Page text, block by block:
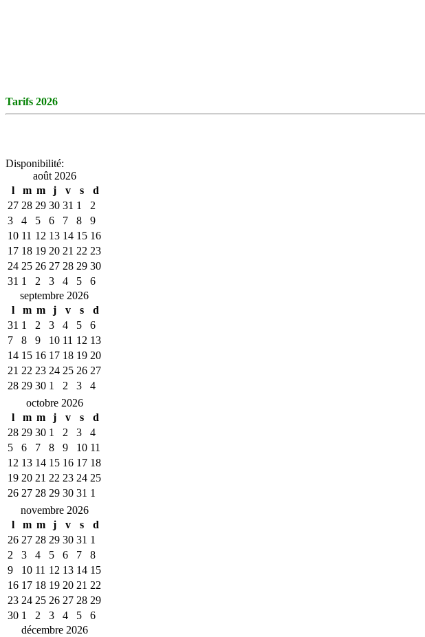
Tarifs 2026
Disponibilité:
août 2026
l
m m j v s
d
27 28 29 30 31 1
2
3
4 5 6 7 8
9
10 11 12 13 14 15 16
17 18 19 20 21 22 23
24 25 26 27 28 29 30
31 1 2 3 4 5
6
septembre 2026
l
m m j v s
d
31 1 2 3 4 5
6
7
8 9 10 11 12 13
14 15 16 17 18 19 20
21 22 23 24 25 26 27
28 29 30 1 2 3
4
octobre 2026
l
m m j v s
d
28 29 30 1 2 3
4
5
6 7 8 9 10 11
12 13 14 15 16 17 18
19 20 21 22 23 24 25
26 27 28 29 30 31 1
novembre 2026
l
m m j v s
d
26 27 28 29 30 31 1
2
3 4 5 6 7
8
9
10 11 12 13 14 15
16 17 18 19 20 21 22
23 24 25 26 27 28 29
30 1 2 3 4 5
6
décembre 2026